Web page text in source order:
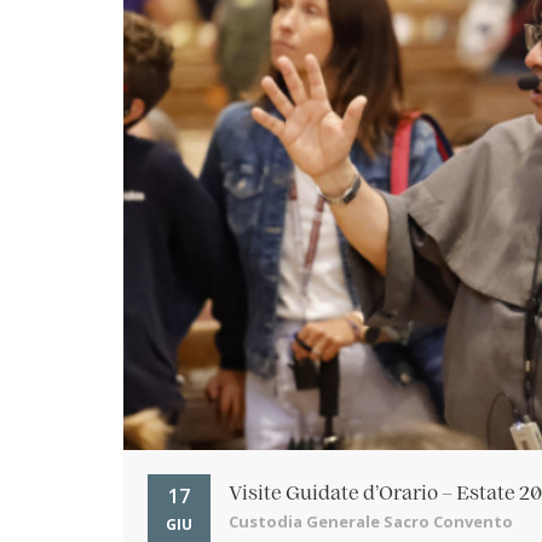
17
GIU
Visite Guidate d’Orario – Estate
Custodia Generale Sacro Convento